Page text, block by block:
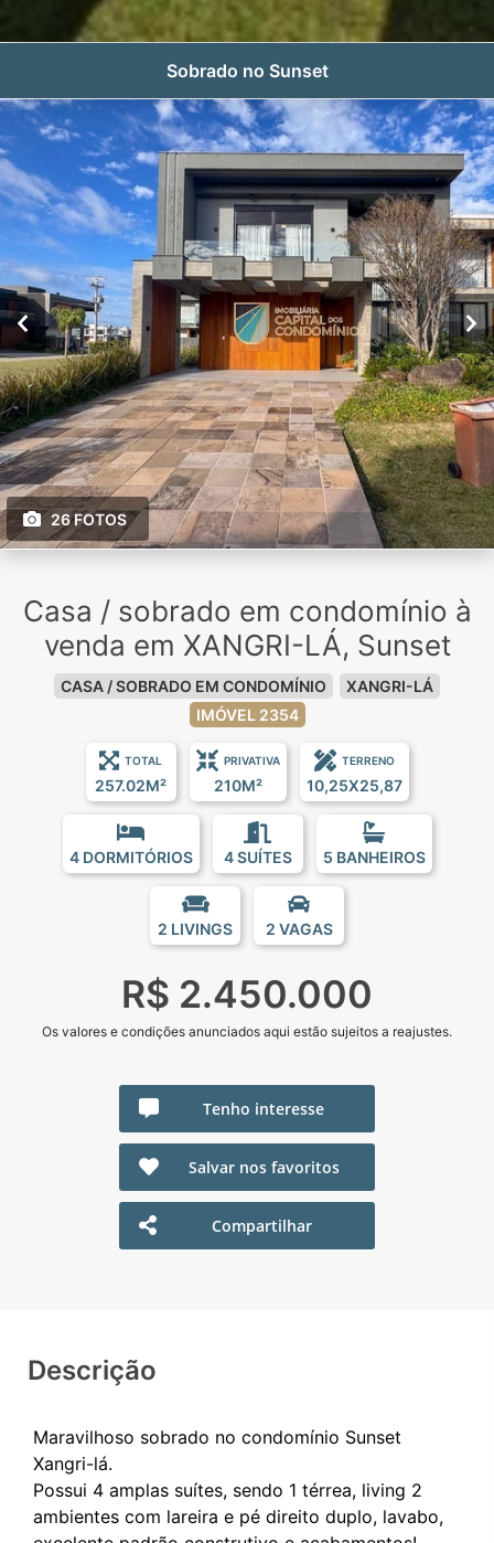
Sobrado no Sunset
26 FOTOS
Casa / sobrado em condomínio à
venda em XANGRI-LÁ, Sunset
CASA / SOBRADO EM CONDOMÍNIO
XANGRI-LÁ
IMÓVEL 2354
TOTAL
257.02M²
PRIVATIVA
210M²
TERRENO
10,25X25,87
4 DORMITÓRIOS 4 SUÍTES 5 BANHEIROS
2 LIVINGS 2 VAGAS
R$ 2.450.000
Os valores e condições anunciados aqui estão sujeitos a reajustes.
Tenho interesse
Salvar nos favoritos
Compartilhar
Descrição
Maravilhoso sobrado no condomínio Sunset
Xangri-lá.
Possui 4 amplas suítes, sendo 1 térrea, living 2
ambientes com lareira e pé direito duplo, lavabo,